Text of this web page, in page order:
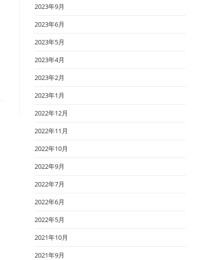
2023年9月
2023年6月
2023年5月
2023年4月
2023年2月
2023年1月
2022年12月
2022年11月
2022年10月
2022年9月
2022年7月
2022年6月
2022年5月
2021年10月
2021年9月